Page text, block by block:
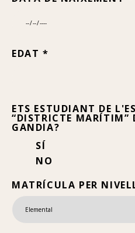
EDAT *
ETS ESTUDIANT DE
“DISTRICTE MARÍTIM”
GANDIA?
SÍ
NO
MATRÍCULA PER